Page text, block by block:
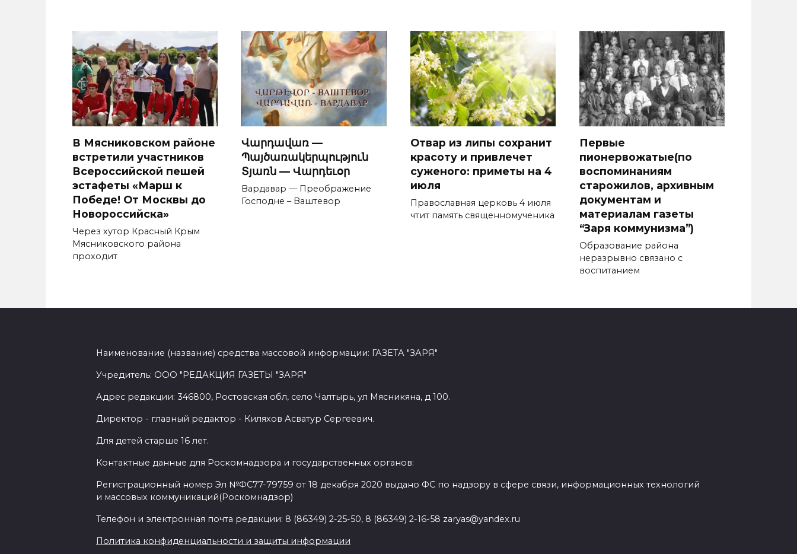
В Мясниковском районе
встретили участников
Всероссийской пешей
эстафеты «Марш к
Победе! От Москвы до
Новороссийска»
Через хутор Красный Крым
Мясниковского района
проходит
Վարդավառ —
Պայծառակերպություն
Տյառն — Վարդեւօր
Вардавар — Преображение
Господне – Ваштевор
Отвар из липы сохранит
красоту и привлечет
суженого: приметы на 4
июля
Православная церковь 4 июля
чтит память священномученика
Первые
пионервожатые(по
воспоминаниям
старожилов, архивным
документам и
материалам газеты
“Заря коммунизма”)
Образование района
неразрывно связано с
воспитанием
Наименование (название) средства массовой информации: ГАЗЕТА "ЗАРЯ"
Учредитель: ООО "РЕДАКЦИЯ ГАЗЕТЫ "ЗАРЯ"
Адрес редакции: 346800, Ростовская обл, село Чалтырь, ул Мясникяна, д 100.
Директор - главный редактор - Киляхов Асватур Сергеевич.
Для детей старше 16 лет.
Контактные данные для Роскомнадзора и государственных органов:
Регистрационный номер Эл №ФС77-79759 от 18 декабря 2020 выдано ФС по надзору в сфере связи, информационных технологий
и массовых коммуникаций(Роскомнадзор)
Телефон и электронная почта редакции: 8 (86349) 2-25-50, 8 (86349) 2-16-58 zaryas@yandex.ru
Политика конфиденциальности и защиты информации